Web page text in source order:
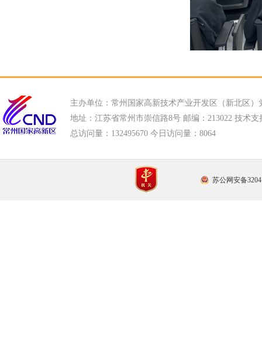
主办单位：常州国家高新技术产业开发区（新北区）
地址：江苏省常州市崇信路8号 邮编：213022 技术支
总访问量： 132495670 今日访问量： 8064
苏公网安备